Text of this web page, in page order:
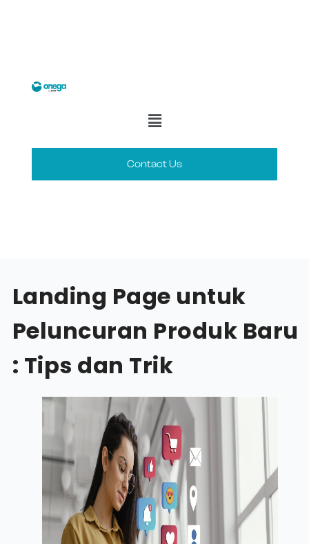
Contact Us
Landing Page untuk
Peluncuran Produk Baru
: Tips dan Trik